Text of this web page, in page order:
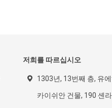
저희를 따르십시오
1303년, 13번째 층, 유
카이쉬안 건물, 190 셴